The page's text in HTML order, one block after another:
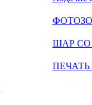
ШАР СО